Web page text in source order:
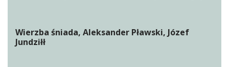
Wierzba śniada, Aleksander Pławski, Józef
Jundziłł